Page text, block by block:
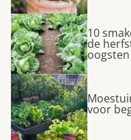
10
de
oogsten
voor